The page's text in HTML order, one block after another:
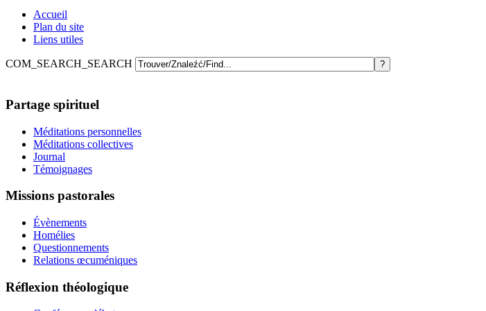
Accueil
Plan du site
Liens utiles
COM_SEARCH_SEARCH
Partage spirituel
Méditations personnelles
Méditations collectives
Journal
Témoignages
Missions pastorales
Évènements
Homélies
Questionnements
Relations œcuméniques
Réflexion théologique